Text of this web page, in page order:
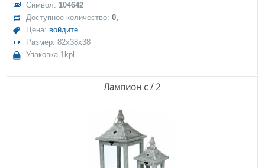
Символ: 104642
Доступное количество:0,
Цена: войдите
Размер: 82x38x38
Упаковка 1kpl.
Лампион с / 2